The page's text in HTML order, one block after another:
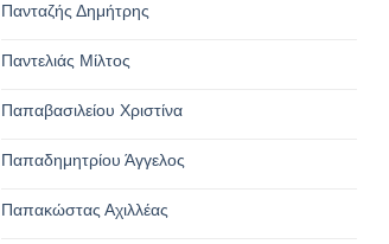
Πανταζής Δημήτρης
Παντελιάς Μίλτος
Παπαβασιλείου Χριστίνα
Παπαδημητρίου Άγγελος
Παπακώστας Αχιλλέας